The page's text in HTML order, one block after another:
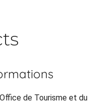
Office de Tourisme et du